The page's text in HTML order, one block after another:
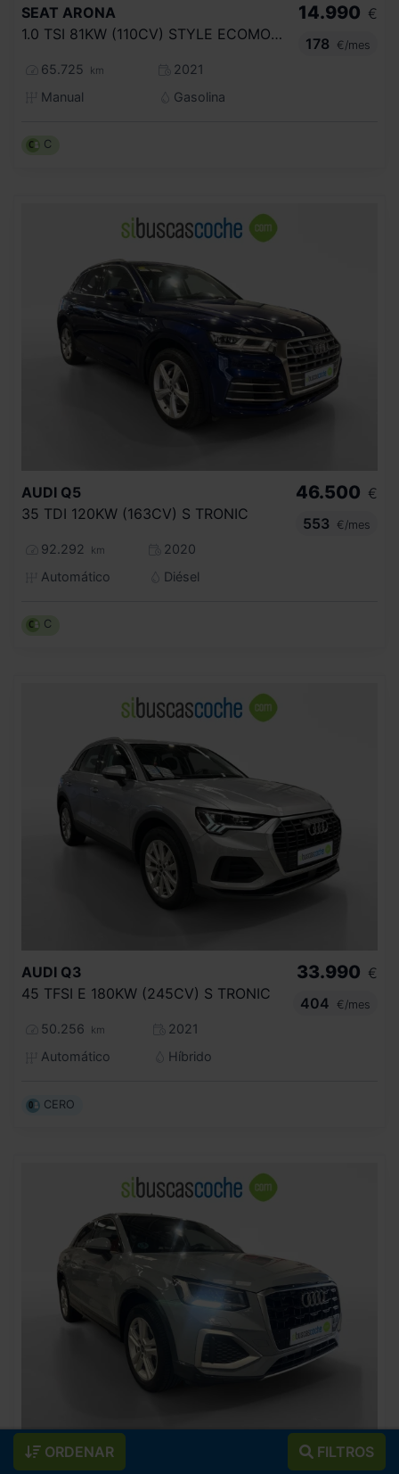
ORDENAR FILTROS
SEAT ARONA
1.0 TSI 81KW (110CV) STYLE ECOMOTIVE
65.725 km
2021
Manual
Gasolina
14.990 €
178
€/mes
C
AUDI Q5
35 TDI 120KW (163CV) S TRONIC
92.292 km
2020
Automático
Diésel
46.500 €
553
€/mes
C
AUDI Q3
45 TFSI E 180KW (245CV) S TRONIC
50.256 km
2021
Automático
Híbrido
33.990 €
404
€/mes
CERO
AUDI Q2
25.490 €